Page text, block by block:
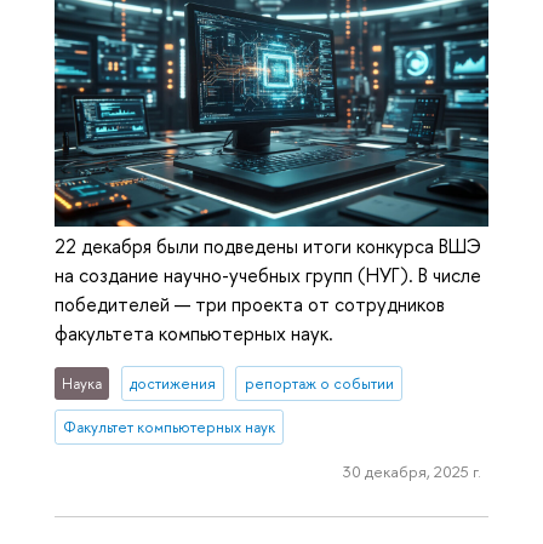
22 декабря были подведены итоги конкурса ВШЭ
на создание научно-учебных групп (НУГ). В числе
победителей — три проекта от сотрудников
факультета компьютерных наук.
Наука достижения репортаж о событии
Факультет компьютерных наук
30 декабря, 2025 г.